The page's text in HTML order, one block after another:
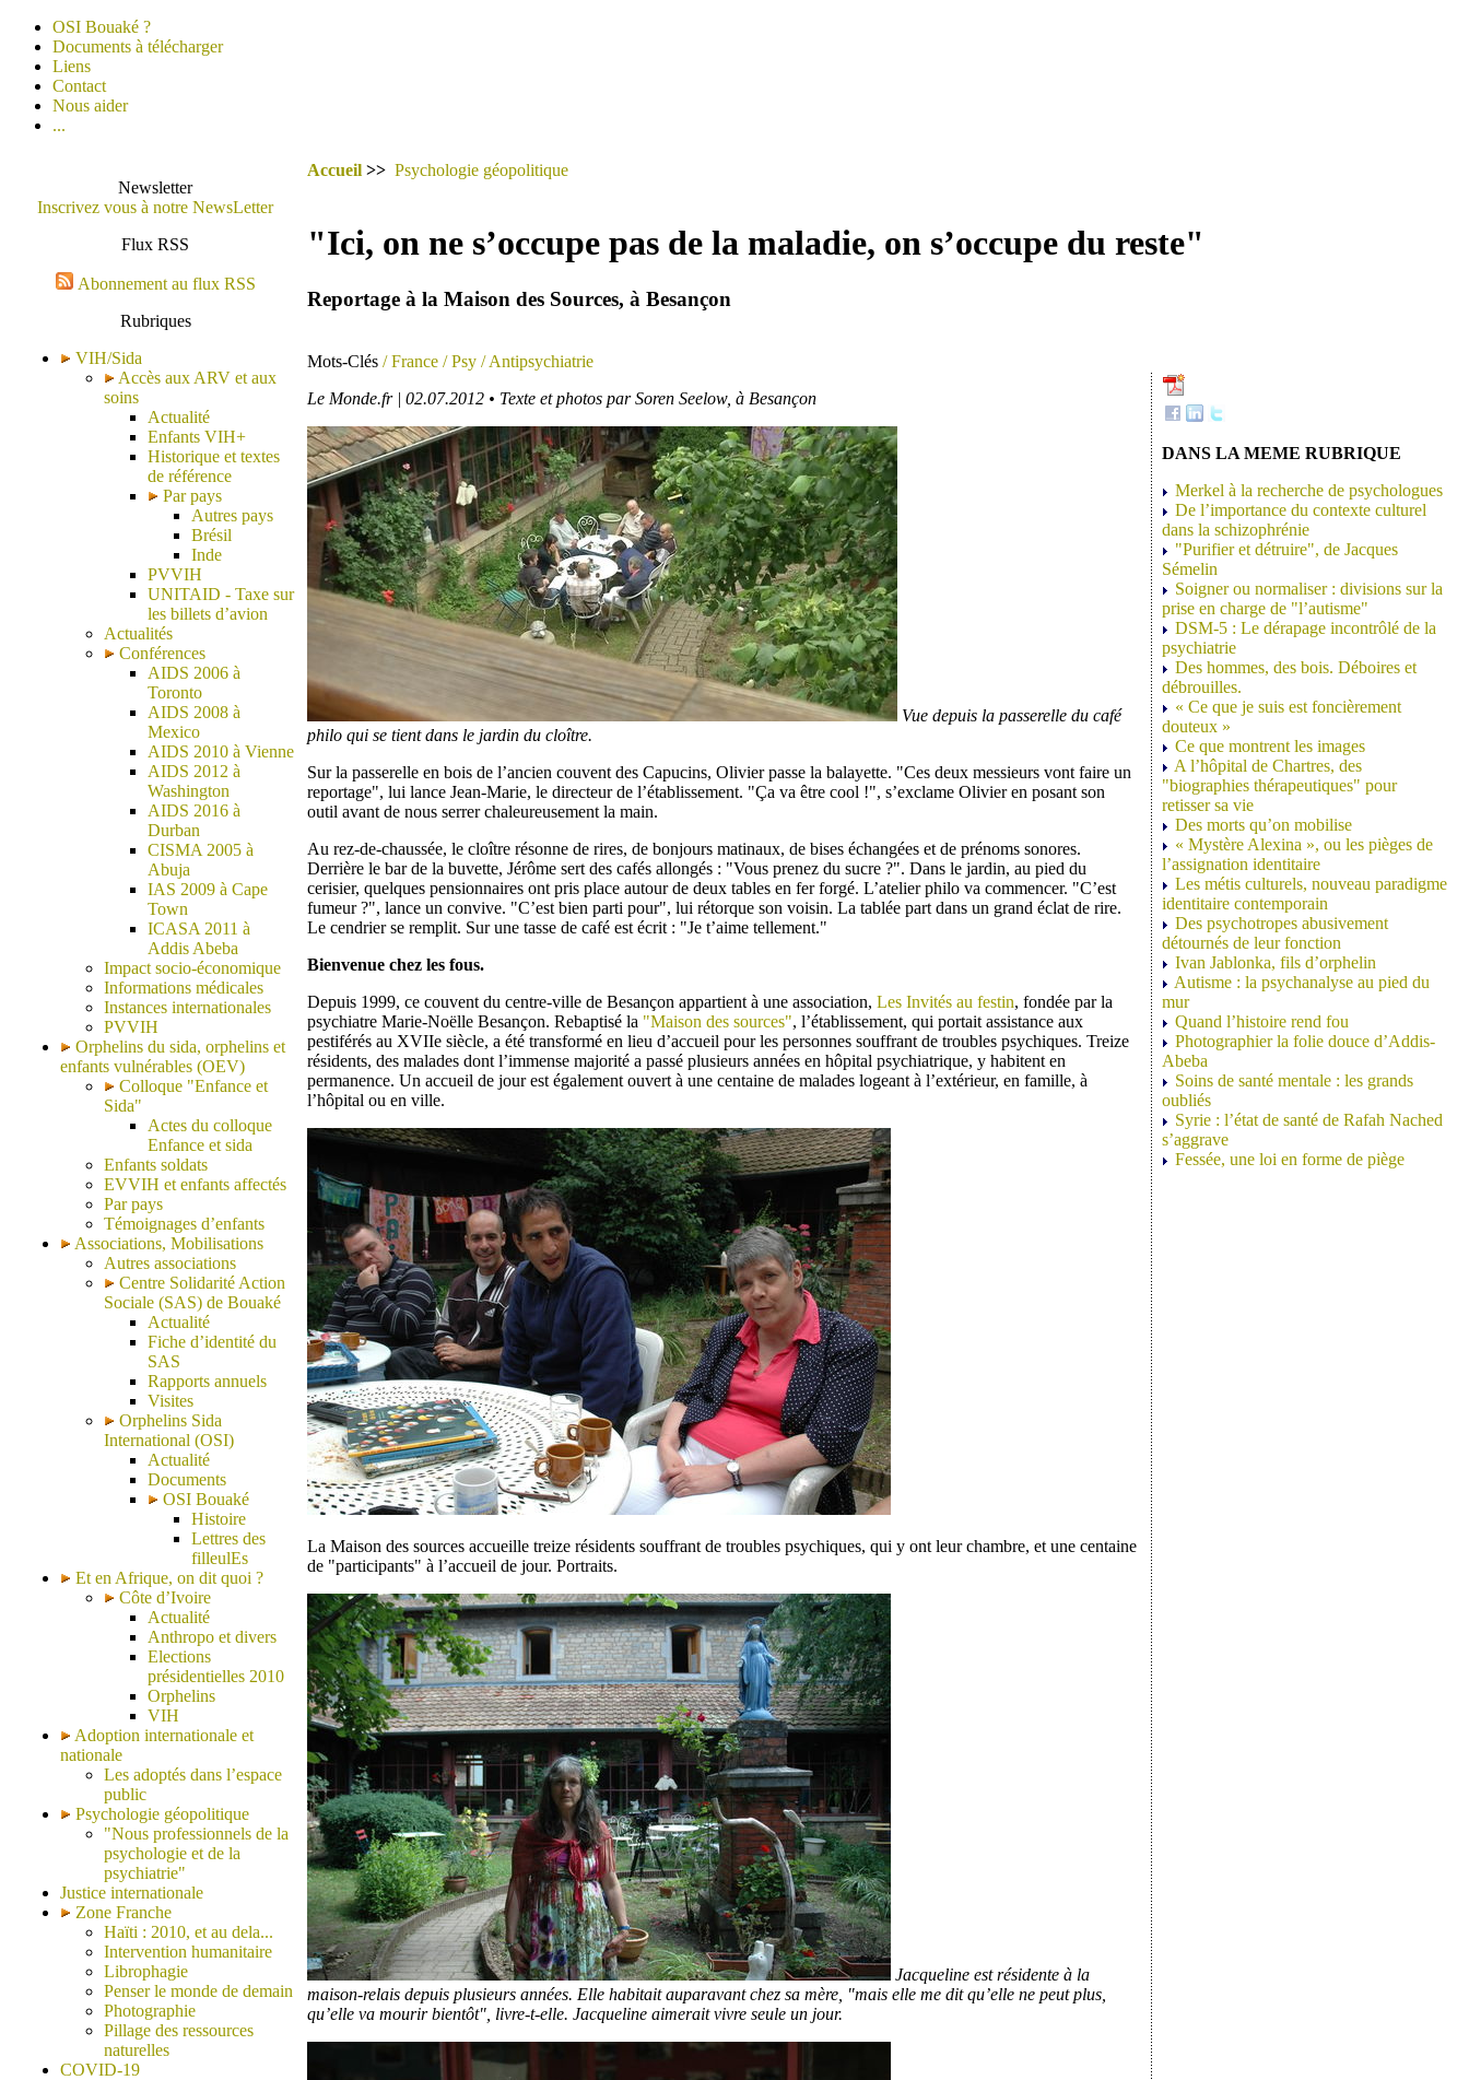
OSI Bouaké ?
Documents à télécharger
Liens
Contact
Nous aider
...
Newsletter
Inscrivez vous à notre NewsLetter
Flux RSS
Abonnement au flux RSS
Rubriques
VIH/Sida
Accès aux ARV et aux
soins
Actualité
Enfants VIH+
Historique et textes
de référence
Par pays
Autres pays
Brésil
Inde
PVVIH
UNITAID - Taxe sur
les billets d’avion
Actualités
Conférences
AIDS 2006 à
Toronto
AIDS 2008 à
Mexico
AIDS 2010 à Vienne
AIDS 2012 à
Washington
AIDS 2016 à
Durban
CISMA 2005 à
Abuja
IAS 2009 à Cape
Town
ICASA 2011 à
Addis Abeba
Impact socio-économique
Informations médicales
Instances internationales
PVVIH
Orphelins du sida, orphelins et
enfants vulnérables (OEV)
Colloque "Enfance et
Sida"
Actes du colloque
Enfance et sida
Enfants soldats
EVVIH et enfants affectés
Par pays
Témoignages d’enfants
Associations, Mobilisations
Autres associations
Centre Solidarité Action
Sociale (SAS) de Bouaké
Actualité
Fiche d’identité du
SAS
Rapports annuels
Visites
Orphelins Sida
International (OSI)
Actualité
Documents
OSI Bouaké
Histoire
Lettres des
filleulEs
Et en Afrique, on dit quoi ?
Côte d’Ivoire
Actualité
Anthropo et divers
Elections
présidentielles 2010
Orphelins
VIH
Adoption internationale et
nationale
Les adoptés dans l’espace
public
Psychologie géopolitique
"Nous professionnels de la
psychologie et de la
psychiatrie"
Justice internationale
Zone Franche
Haïti : 2010, et au dela...
Intervention humanitaire
Librophagie
Penser le monde de demain
Photographie
Pillage des ressources
naturelles
COVID-19
Accueil >> Psychologie géopolitique
"Ici, on ne s’occupe pas de la maladie, on s’occupe du reste"
Reportage à la Maison des Sources, à Besançon
Mots-Clés / France / Psy / Antipsychiatrie
Le Monde.fr | 02.07.2012 • Texte et photos par Soren Seelow, à Besançon
Vue depuis la passerelle du café
philo qui se tient dans le jardin du cloître.
Sur la passerelle en bois de l’ancien couvent des Capucins, Olivier passe la balayette. "Ces deux messieurs vont faire un
reportage", lui lance Jean-Marie, le directeur de l’établissement. "Ça va être cool !", s’exclame Olivier en posant son
outil avant de nous serrer chaleureusement la main.
Au rez-de-chaussée, le cloître résonne de rires, de bonjours matinaux, de bises échangées et de prénoms sonores.
Derrière le bar de la buvette, Jérôme sert des cafés allongés : "Vous prenez du sucre ?". Dans le jardin, au pied du
cerisier, quelques pensionnaires ont pris place autour de deux tables en fer forgé. L’atelier philo va commencer. "C’est
fumeur ?", lance un convive. "C’est bien parti pour", lui rétorque son voisin. La tablée part dans un grand éclat de rire.
Le cendrier se remplit. Sur une tasse de café est écrit : "Je t’aime tellement."
Bienvenue chez les fous.
Depuis 1999, ce couvent du centre-ville de Besançon appartient à une association, Les Invités au festin, fondée par la
psychiatre Marie-Noëlle Besançon. Rebaptisé la "Maison des sources", l’établissement, qui portait assistance aux
pestiférés au XVIIe siècle, a été transformé en lieu d’accueil pour les personnes souffrant de troubles psychiques. Treize
résidents, des malades dont l’immense majorité a passé plusieurs années en hôpital psychiatrique, y habitent en
permanence. Un accueil de jour est également ouvert à une centaine de malades logeant à l’extérieur, en famille, à
l’hôpital ou en ville.
La Maison des sources accueille treize résidents souffrant de troubles psychiques, qui y ont leur chambre, et une centaine
de "participants" à l’accueil de jour. Portraits.
Jacqueline est résidente à la
maison-relais depuis plusieurs années. Elle habitait auparavant chez sa mère, "mais elle me dit qu’elle ne peut plus,
qu’elle va mourir bientôt", livre-t-elle. Jacqueline aimerait vivre seule un jour.
DANS LA MEME RUBRIQUE
Merkel à la recherche de psychologues
De l’importance du contexte culturel
dans la schizophrénie
"Purifier et détruire", de Jacques
Sémelin
Soigner ou normaliser : divisions sur la
prise en charge de "l’autisme"
DSM-5 : Le dérapage incontrôlé de la
psychiatrie
Des hommes, des bois. Déboires et
débrouilles.
« Ce que je suis est foncièrement
douteux »
Ce que montrent les images
A l’hôpital de Chartres, des
"biographies thérapeutiques" pour
retisser sa vie
Des morts qu’on mobilise
« Mystère Alexina », ou les pièges de
l’assignation identitaire
Les métis culturels, nouveau paradigme
identitaire contemporain
Des psychotropes abusivement
détournés de leur fonction
Ivan Jablonka, fils d’orphelin
Autisme : la psychanalyse au pied du
mur
Quand l’histoire rend fou
Photographier la folie douce d’Addis-
Abeba
Soins de santé mentale : les grands
oubliés
Syrie : l’état de santé de Rafah Nached
s’aggrave
Fessée, une loi en forme de piège